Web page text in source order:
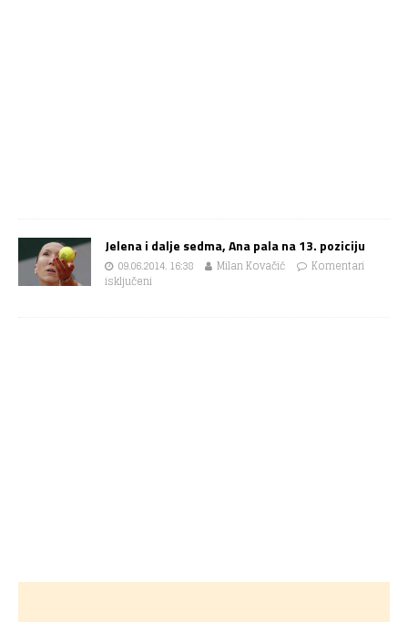
Jelena i dalje sedma, Ana pala na 13. poziciju
09.06.2014. 16:38 Milan Kovačić
Komentari
isključeni